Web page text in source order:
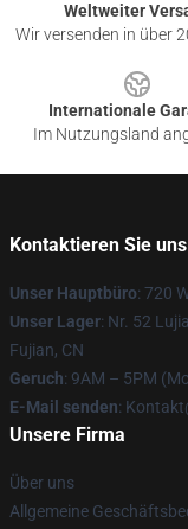
Weltweiter
Wir versenden in über
Internationale
Im Nutzungsland
Kontaktieren Sie uns
Unser Hauptbüro: 720
Unser Lager: Nr. 52
Fujian, CN
Geruch: 9AM – 5PM
E-Mail senden:
Unsere Firma
Über uns
Allgemeine